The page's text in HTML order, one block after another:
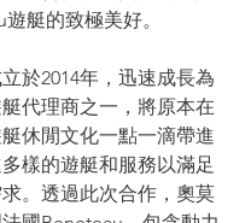
艇的致極美好。
於2014年，迅速成長為
代理商之一，將原本在
休閒文化一點一滴帶進
樣的遊艇和服務以滿足
。透過此次合作，奧莫